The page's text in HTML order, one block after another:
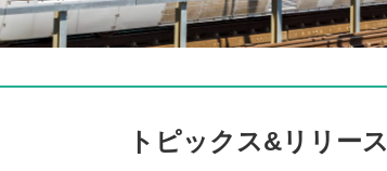
トピックス&リリース